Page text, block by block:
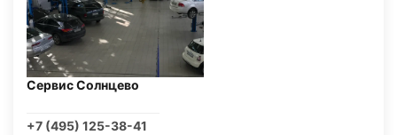
Сервис Солнцево
+7 (495) 125-38-41